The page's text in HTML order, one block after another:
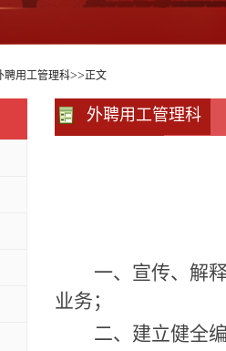
聘用工管理科>>正文
外聘用工管理科
一、宣传、解
业务；
二、建立健全